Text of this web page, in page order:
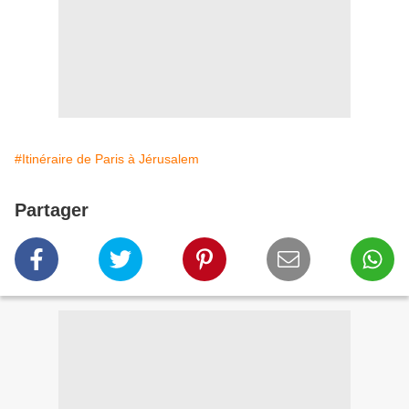
#Itinéraire de Paris à Jérusalem
Partager